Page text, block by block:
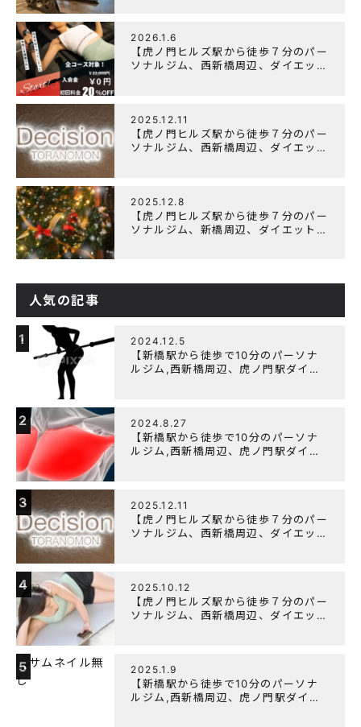
2026.1.6
【虎ノ門ヒルズ駅から徒歩７分のパー
ソナルジム、西新橋周辺、ダイエット
2025.12.11
【虎ノ門ヒルズ駅から徒歩７分のパー
ソナルジム、西新橋周辺、ダイエット
2025.12.8
【虎ノ門ヒルズ駅から徒歩７分のパー
ソナルジム、新橋周辺、ダイエットに
人気の記事
1 2024.12.5
【新橋駅から徒歩で10分のパーソナ
ルジム,西新橋周辺、虎ノ門駅ダイエ
2 2024.8.27
【新橋駅から徒歩で10分のパーソナ
ルジム,西新橋周辺、虎ノ門駅ダイエ
3 2025.12.11
【虎ノ門ヒルズ駅から徒歩７分のパー
ソナルジム、西新橋周辺、ダイエット
4 2025.10.12
【虎ノ門ヒルズ駅から徒歩７分のパー
ソナルジム、西新橋周辺、ダイエット
5 2025.1.9
【新橋駅から徒歩で10分のパーソナ
ルジム,西新橋周辺、虎ノ門駅ダイエ